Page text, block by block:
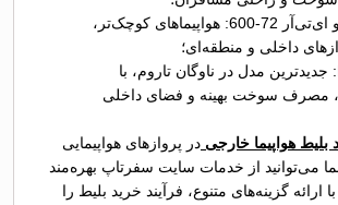
ای‌تی‌آر 42-500 و ای‌تی‌آر 72-600: هواپیماهای کوچک‌تر،
داخلی و منطقه‌ای؛
بوئینگ 737 MAX: جدیدترین مدل در ناوگان تاروم، با
مصرف سوخت بهینه و فضای داخلی
بلیط هواپیما خارجی در پروازهای هواپیمایی
می‌توانید از خدمات سایت سفرتاپ بهره‌مند
ارائه گزینه‌های متنوع، فرآیند خرید بلیط را